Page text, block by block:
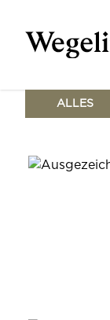
ALLES